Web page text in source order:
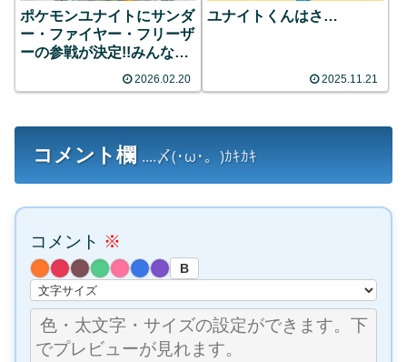
ポケモンユナイトにサンダ
ー・ファイヤー・フリーザ
ーの参戦が決定!!みんなの
2026.02.20
ユナイトくんはさ…
2025.11.21
コメント欄 ....〆(･ω･。)ｶｷｶｷ
コメント ※
B